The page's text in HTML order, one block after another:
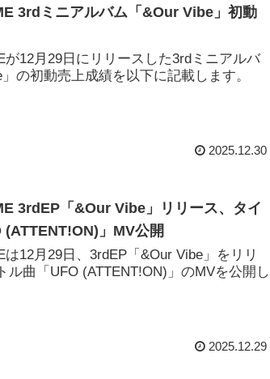
3rdミニアルバム「&Our Vibe」初動
が12月29日にリリースした3rdミニアルバ
の初動売上成績を以下に記載します。
2025.12.30
3rdEP「&Our Vibe」リリース、タイ
(ATTENT!ON)」MV公開
は12月29日、3rdEP「&Our Vibe」をリリ
ル曲「UFO (ATTENT!ON)」のMVを公開し
2025.12.29